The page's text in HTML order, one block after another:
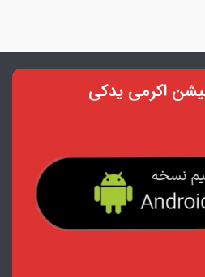
اکرمی یدکی